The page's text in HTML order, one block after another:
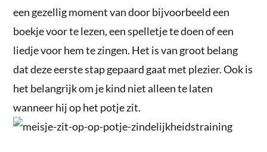
een gezellig moment van door bijvoorbeeld een
boekje voor te lezen, een spelletje te doen of een
liedje voor hem te zingen. Het is van groot belang
dat deze eerste stap gepaard gaat met plezier. Ook is
het belangrijk om je kind niet alleen te laten
wanneer hij op het potje zit.